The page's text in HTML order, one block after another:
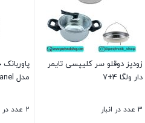
زودپز دوقلو سر کلیپسی تایمر
دار ولگا 4+7
3 عدد در انبار
مدل Solar 5-Panel
2 عدد در انبار